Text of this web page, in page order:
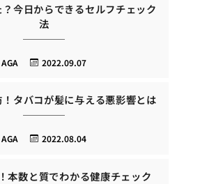
今日からできるセルフチェック
法
2022.09.07
AGA
タバコが髪に与える悪影響とは
2022.08.04
AGA
本数と質でわかる健康チェック